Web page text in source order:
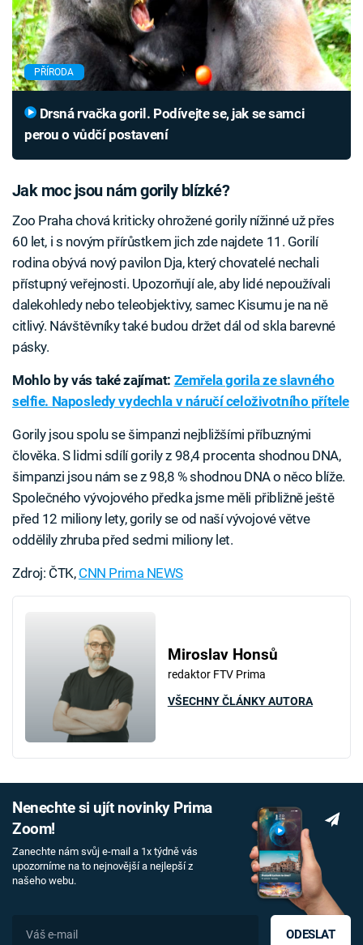
PŘÍRODA
perou o vůdčí postavení
Jak moc jsou nám gorily blízké?
Zoo Praha chová kriticky ohrožené gorily nížinné už přes
60 let, i s novým přírůstkem jich zde najdete 11. Gorilí
rodina obývá nový pavilon Dja, který chovatelé nechali
přístupný veřejnosti. Upozorňují ale, aby lidé nepoužívali
dalekohledy nebo teleobjektivy, samec Kisumu je na ně
citlivý. Návštěvníky také budou držet dál od skla barevné
pásky.
Mohlo by vás také zajímat: Zemřela gorila ze slavného
selfie. Naposledy vydechla v náručí celoživotního přítele
Gorily jsou spolu se šimpanzi nejbližšími příbuznými
člověka. S lidmi sdílí gorily z 98,4 procenta shodnou DNA,
šimpanzi jsou nám se z 98,8 % shodnou DNA o něco blíže.
Společného vývojového předka jsme měli přibližně ještě
před 12 miliony lety, gorily se od naší vývojové větve
oddělily zhruba před sedmi miliony let.
Zdroj: ČTK, CNN Prima NEWS
Miroslav Honsů
redaktor FTV Prima
VŠECHNY ČLÁNKY AUTORA
Nenechte si ujít novinky Prima
Zoom!
Zanechte nám svůj e-mail a 1x týdně vás
upozorníme na to nejnovější a nejlepší z
našeho webu.
ODESLAT